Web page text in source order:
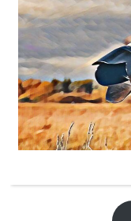
2018年
2017年
2016年
2015年